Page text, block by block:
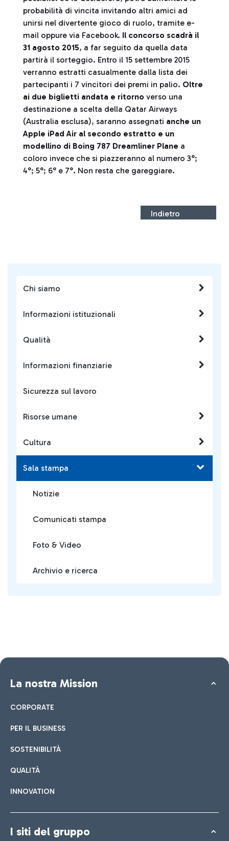
Chi siamo
Informazioni istituzionali
Qualità
Informazioni finanziarie
Sicurezza sul lavoro
Risorse umane
Cultura
Sala stampa
Notizie
Comunicati stampa
Foto & Video
Archivio e ricerca
probabilità di vincita invitando altri amici ad
unirsi nel divertente gioco di ruolo, tramite e-
mail oppure via Facebook. Il concorso scadrà il
31 agosto 2015, a far seguito da quella data
partirà il sorteggio. Entro il 15 settembre 2015
verranno estratti casualmente dalla lista dei
partecipanti i 7 vincitori dei premi in palio. Oltre
ai due biglietti andata e ritorno verso una
destinazione a scelta della Qatar Airways
(Australia esclusa), saranno assegnati anche un
Apple iPad Air al secondo estratto e un
modellino di Boing 787 Dreamliner Plane a
coloro invece che si piazzeranno al numero 3°;
4°; 5°; 6° e 7°. Non resta che gareggiare.
Indietro
La nostra Mission
CORPORATE
PER IL BUSINESS
SOSTENIBILITÀ
QUALITÀ
INNOVATION
I siti del gruppo